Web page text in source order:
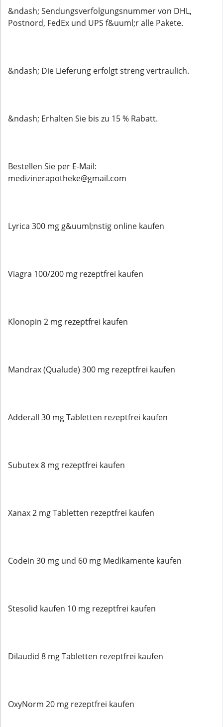
&ndash; Sendungsverfolgungsnummer von DHL,
Postnord, FedEx und UPS f&uuml;r alle Pakete.
&ndash; Die Lieferung erfolgt streng vertraulich.
&ndash; Erhalten Sie bis zu 15 % Rabatt.
Bestellen Sie per E-Mail:
medizinerapotheke@gmail.com
Lyrica 300 mg g&uuml;nstig online kaufen
Viagra 100/200 mg rezeptfrei kaufen
Klonopin 2 mg rezeptfrei kaufen
Mandrax (Qualude) 300 mg rezeptfrei kaufen
Adderall 30 mg Tabletten rezeptfrei kaufen
Subutex 8 mg rezeptfrei kaufen
Xanax 2 mg Tabletten rezeptfrei kaufen
Codein 30 mg und 60 mg Medikamente kaufen
Stesolid kaufen 10 mg rezeptfrei kaufen
Dilaudid 8 mg Tabletten rezeptfrei kaufen
OxyNorm 20 mg rezeptfrei kaufen